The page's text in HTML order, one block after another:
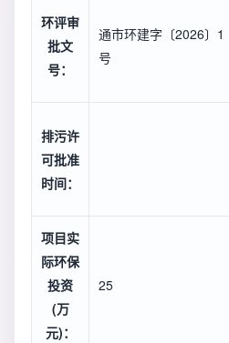
环评审
批文
号：
通市环建字〔2026〕1
号
排污许
可批准
时间：
项目实
际环保
投资
(万
元)：
25